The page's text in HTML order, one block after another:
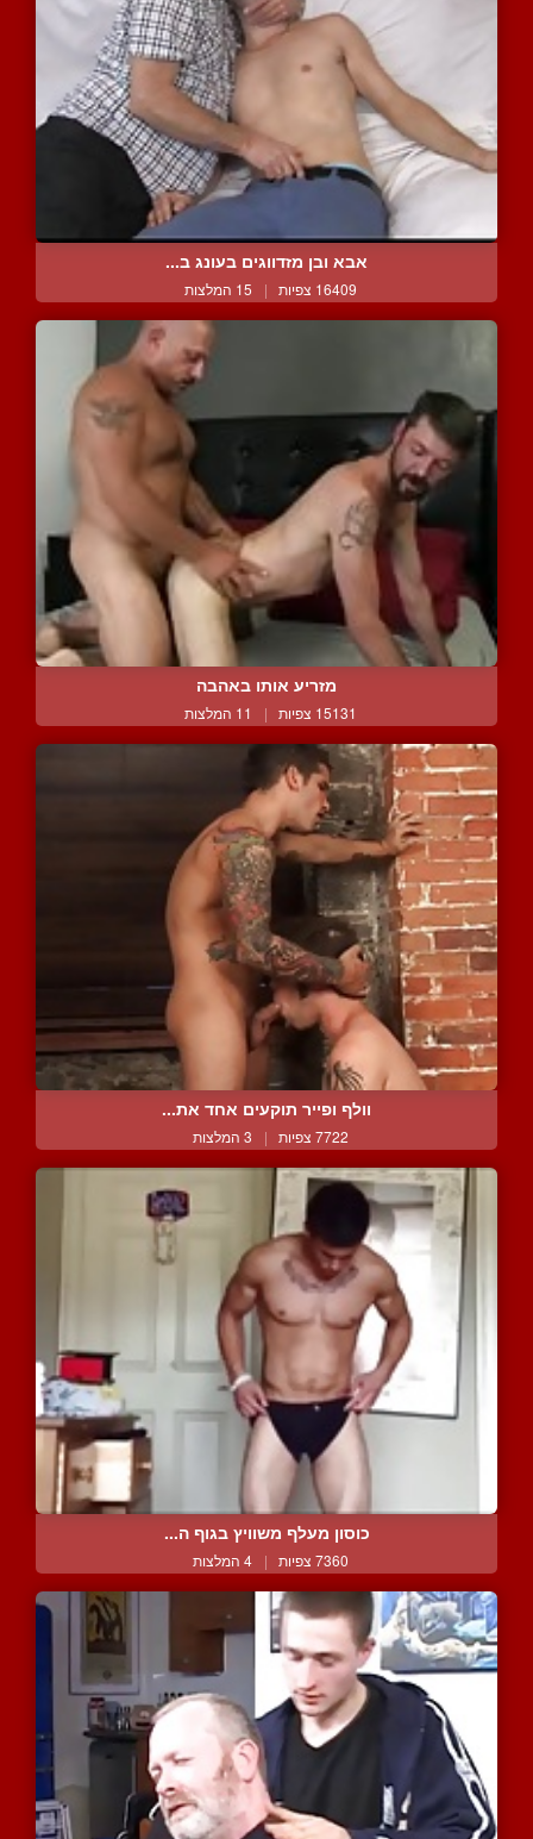
אבא ובן מזדווגים בעונג ב...
16409 צפיות | 15 המלצות
מזריע אותו באהבה
15131 צפיות | 11 המלצות
וולף ופייר תוקעים אחד את...
7722 צפיות | 3 המלצות
כוסון מעלף משוויץ בגוף ה...
7360 צפיות | 4 המלצות